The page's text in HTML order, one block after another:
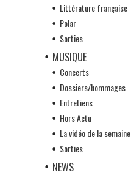
Littérature française
Polar
Sorties
MUSIQUE
Concerts
Dossiers/hommages
Entretiens
Hors Actu
La vidéo de la semaine
Sorties
NEWS